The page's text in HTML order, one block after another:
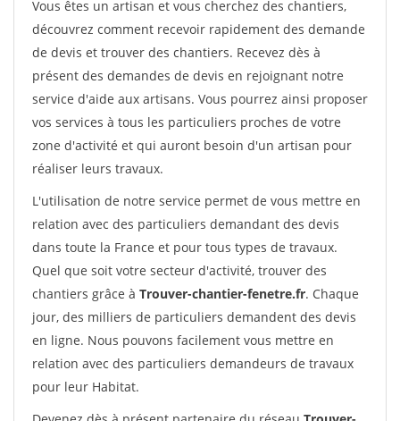
Vous êtes un artisan et vous cherchez des chantiers,
découvrez comment recevoir rapidement des demande
de devis et trouver des chantiers. Recevez dès à
présent des demandes de devis en rejoignant notre
service d'aide aux artisans. Vous pourrez ainsi proposer
vos services à tous les particuliers proches de votre
zone d'activité et qui auront besoin d'un artisan pour
réaliser leurs travaux.
L'utilisation de notre service permet de vous mettre en
relation avec des particuliers demandant des devis
dans toute la France et pour tous types de travaux.
Quel que soit votre secteur d'activité, trouver des
chantiers grâce à Trouver-chantier-fenetre.fr. Chaque
jour, des milliers de particuliers demandent des devis
en ligne. Nous pouvons facilement vous mettre en
relation avec des particuliers demandeurs de travaux
pour leur Habitat.